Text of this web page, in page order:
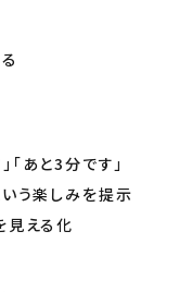
「あと3分です」
いう楽しみを提示
見える化